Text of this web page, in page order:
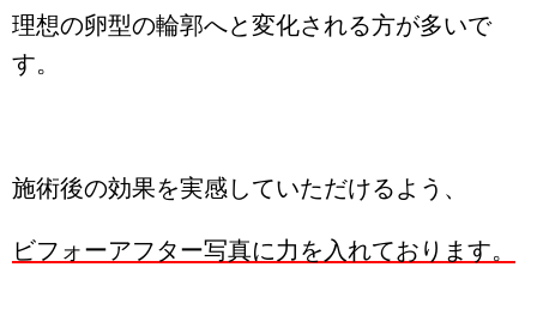
理想の卵型の輪郭へと変化される方が多いで
す。
施術後の効果を実感していただけるよう、
ビフォーアフター写真に力を入れております。